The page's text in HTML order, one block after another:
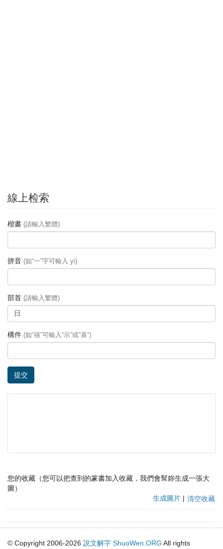
線上检索
楷書 (請輸入繁體)
拼音 (如“一”字可輸入 yi)
部首 (請輸入繁體)
構件 (如“禧”可輸入“示”或“喜”)
提交
您的收藏（您可以把查到的篆書加入收藏，我們會幫妳生成一張大
圖）
生成圖片 | 清空收藏
© Copyright 2006-2026 說文解字 ShuoWen.ORG All rights